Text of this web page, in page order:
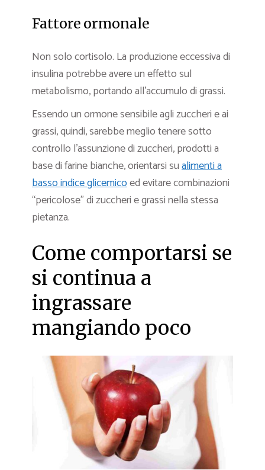
Fattore ormonale
Non solo cortisolo. La produzione eccessiva di
insulina potrebbe avere un effetto sul
metabolismo, portando all’accumulo di grassi.
Essendo un ormone sensibile agli zuccheri e ai
grassi, quindi, sarebbe meglio tenere sotto
controllo l’assunzione di zuccheri, prodotti a
base di farine bianche, orientarsi sualimenti a
basso indice glicemicoed evitare combinazioni
“pericolose” di zuccheri e grassi nella stessa
pietanza.
Come comportarsi se
si continua a
ingrassare
mangiando poco